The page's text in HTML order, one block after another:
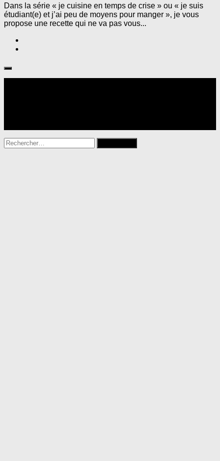
Dans la série « je cuisine en temps de crise » ou « je suis
étudiant(e) et j’ai peu de moyens pour manger », je vous
propose une recette qui ne va pas vous...
Rechercher :